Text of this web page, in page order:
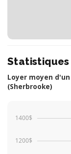
Statistiques
Loyer moyen
(Sherbrooke)
1200$
1400$